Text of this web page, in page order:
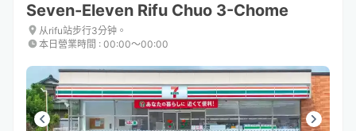
Seven-Eleven Rifu Chuo 3-Chome
从rifu站步行3分钟。
本日營業時間 : 00:00〜00:00